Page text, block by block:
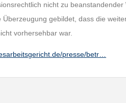
nicht zu
gebildet, dass die
vorhersehbar war.
presse/betr…